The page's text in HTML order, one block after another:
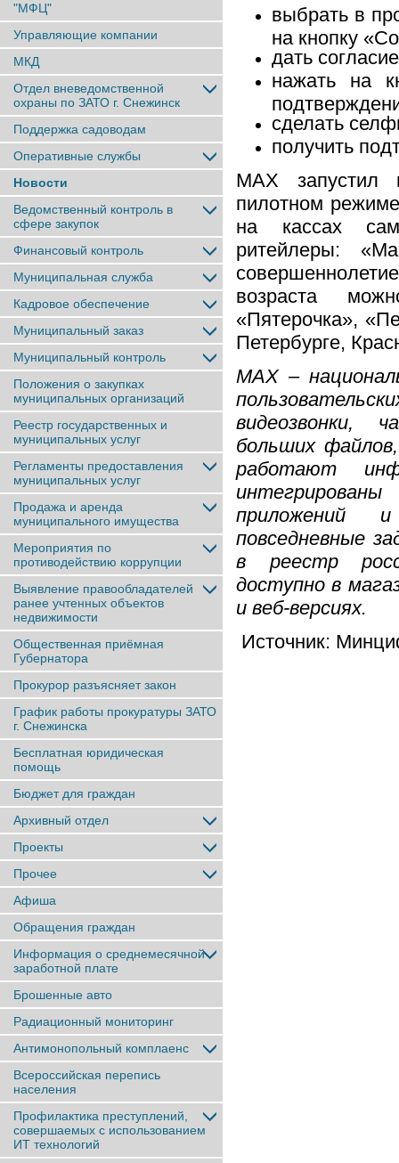
"МФЦ"
Управляющие компании
МКД
Отдел вневедомственной
охраны по ЗАТО г. Снежинск
Поддержка садоводам
Оперативные службы
Новости
Ведомственный контроль в
сфере закупок
Финансовый контроль
Муниципальная служба
Кадровое обеспечение
Муниципальный заказ
Муниципальный контроль
Положения о закупках
муниципальных организаций
Реестр государственных и
муниципальных услуг
Регламенты предоставления
муниципальных услуг
Продажа и аренда
муниципального имущества
Мероприятия по
противодействию коррупции
Выявление правообладателей
ранее учтенныx объектов
недвижимости
Общественная приёмная
Губернатора
Прокурор разъясняет закон
График работы прокуратуры ЗАТО
г. Снежинска
Бесплатная юридическая
помощь
Бюджет для граждан
Архивный отдел
Проекты
Прочее
Афиша
Обращения граждан
Информация о среднемесячной
заработной плате
Брошенные авто
Радиационный мониторинг
Антимонопольный комплаенс
Всероссийская перепись
населения
Профилактика преступлений,
совершаемых с использованием
ИТ технологий
выбрать в
на кнопку
дать
нажать на
сделать
получить
МАХ запустил
пилотном
на кассах
ритейлеры:
возраста
«Пятерочка»,
Петербурге,
MAX –
видеозвонки,
больших
работают
приложений
повседневные
в реестр
доступно в
и веб-версиях.
Источник: